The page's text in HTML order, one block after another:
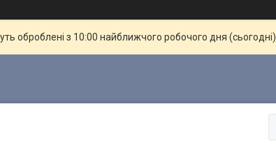
оброблені з 10:00 найближчого робочого дня (сьогодні).